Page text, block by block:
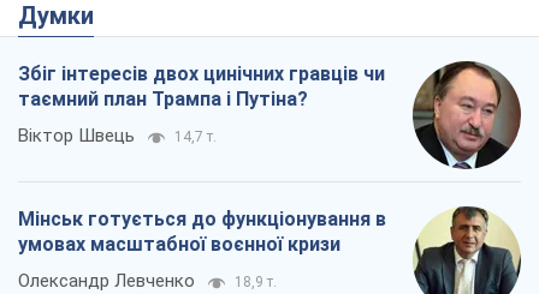
Думки
Збіг інтересів двох цинічних гравців чи
таємний план Трампа і Путіна?
Віктор Швець 14,7 т.
Мінськ готується до функціонування в
умовах масштабної воєнної кризи
Олександр Левченко 18,9 т.